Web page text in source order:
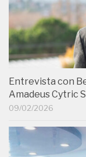
Entrevista con
Amadeus Cytric
09/02/2026